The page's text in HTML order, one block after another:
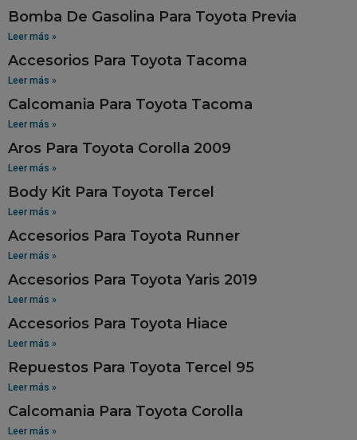
Bomba De Gasolina Para Toyota Previa
Leer más »
Accesorios Para Toyota Tacoma
Leer más »
Calcomania Para Toyota Tacoma
Leer más »
Aros Para Toyota Corolla 2009
Leer más »
Body Kit Para Toyota Tercel
Leer más »
Accesorios Para Toyota Runner
Leer más »
Accesorios Para Toyota Yaris 2019
Leer más »
Accesorios Para Toyota Hiace
Leer más »
Repuestos Para Toyota Tercel 95
Leer más »
Calcomania Para Toyota Corolla
Leer más »